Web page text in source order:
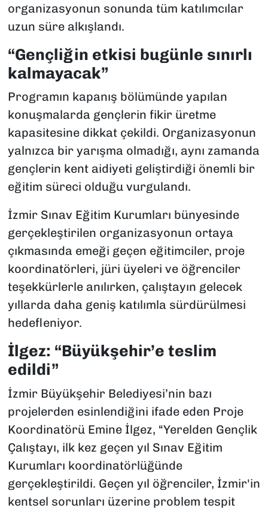
organizasyonun sonunda tüm katılımcılar
uzun süre alkışlandı.
“Gençliğin etkisi bugünle sınırlı
kalmayacak”
Programın kapanış bölümünde yapılan
konuşmalarda gençlerin fikir üretme
kapasitesine dikkat çekildi. Organizasyonun
yalnızca bir yarışma olmadığı, aynı zamanda
gençlerin kent aidiyeti geliştirdiği önemli bir
eğitim süreci olduğu vurgulandı.
İzmir Sınav Eğitim Kurumları bünyesinde
gerçekleştirilen organizasyonun ortaya
çıkmasında emeği geçen eğitimciler, proje
koordinatörleri, jüri üyeleri ve öğrenciler
teşekkürlerle anılırken, çalıştayın gelecek
yıllarda daha geniş katılımla sürdürülmesi
hedefleniyor.
İlgez: “Büyükşehir’e teslim
edildi”
İzmir Büyükşehir Belediyesi’nin bazı
projelerden esinlendiğini ifade eden Proje
Koordinatörü Emine İlgez, “Yerelden Gençlik
Çalıştayı, ilk kez geçen yıl Sınav Eğitim
Kurumları koordinatörlüğünde
gerçekleştirildi. Geçen yıl öğrenciler, İzmir'in
kentsel sorunları üzerine problem tespit